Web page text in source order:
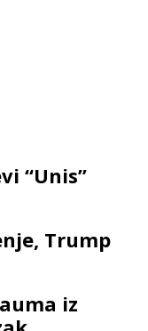
“Unis”
Trump
iz